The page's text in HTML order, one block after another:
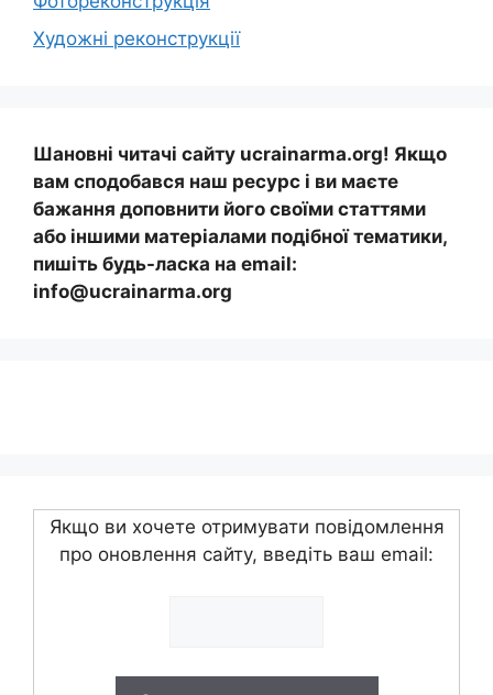
Художні реконструкції
Шановні читачі сайту ucrainarma.org! Якщо
вам сподобався наш ресурс і ви маєте
бажання доповнити його своїми статтями
або іншими матеріалами подібної тематики,
пишіть будь-ласка на email:
info@ucrainarma.org
Якщо ви хочете отримувати повідомлення
про оновлення сайту, введіть ваш email: